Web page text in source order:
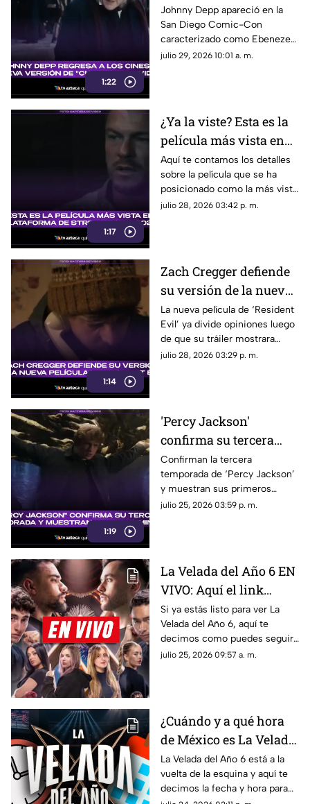
1:22
Ebenezer Scrooge en
nueva versión de
'Cuento de Navidad'
Johnny Depp apareció en la
San Diego Comic-Con
caracterizado como Ebenezer
Scrooge. Aquí te contamos los
julio 29, 2026 10:01 a. m.
1:17
¿Ya la viste? Esta es la
película más vista en
plataforma de
streaming en 2026;
logró superar las 147
millones de
Aquí te contamos los detalles
sobre la película que se ha
posicionado como la más vista
en plataforma de streaming de
julio 28, 2026 03:42 p. m.
1:14
Zach Cregger defiende
su versión de la nueva
película de 'Resident
Evil' y esto fue lo que
dijo al respecto
La nueva película de ‘Resident
Evil’ ya divide opiniones luego
de que su tráiler mostrara
elementos que no gustan a los
julio 28, 2026 03:29 p. m.
1:19
'Percy Jackson'
confirma su tercera
temporada y muestra
sus primeros minutos:
¿Cuándo se estrena?
Confirman la tercera
temporada de ‘Percy Jackson’
y muestran sus primeros
minutos. Fecha de estreno y
julio 25, 2026 03:59 p. m.
La Velada del Año 6 EN
VIVO: Aquí el link
directo para seguir
GRATIS la transmisión
de las peleas de
creadores de contenido
Si ya estás listo para ver La
Velada del Año 6, aquí te
decimos como puedes seguir
en vivo y completamente
julio 25, 2026 09:57 a. m.
¿Cuándo y a qué hora
de México es La Velada
del Año 6? Fecha y hora
para ver GRATIS el
evento de boxeo de
La Velada del Año 6 está a la
vuelta de la esquina y aquí te
decimos la fecha y hora para